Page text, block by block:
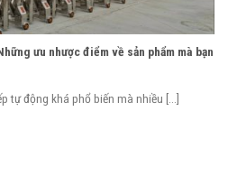
ưu nhược điểm về sản phẩm mà bạn
tự động khá phổ biến mà nhiều [...]